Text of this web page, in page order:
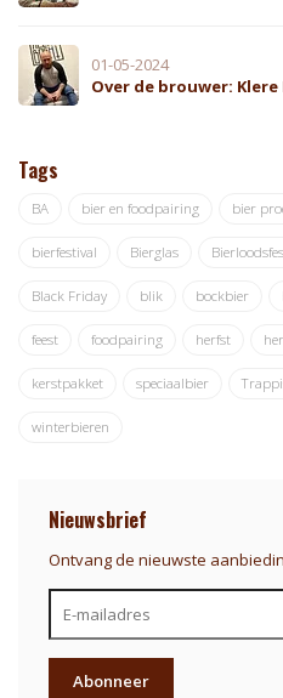
01-05-2024
Over de brouwer:
Tags
BA bier en foodpairing bier
bierfestival Bierglas
Black Friday blik bockbier
feest foodpairing herfst
kerstpakket speciaalbier
winterbieren
Nieuwsbrief
Ontvang de nieuwste
Abonneer